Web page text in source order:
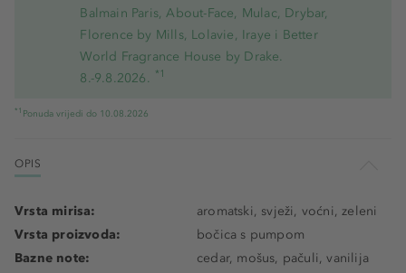
Balmain Paris, About-Face, Mulac, Drybar,
Florence by Mills, Lolavie, Iraye i Better
World Fragrance House by Drake.
8.-9.8.2026. *1
*1 Ponuda vrijedi do 10.08.2026
OPIS
Vrsta mirisa:
aromatski, svježi, voćni, zeleni
Vrsta proizvoda:
bočica s pumpom
Bazne note:
cedar, mošus, pačuli, vanilija